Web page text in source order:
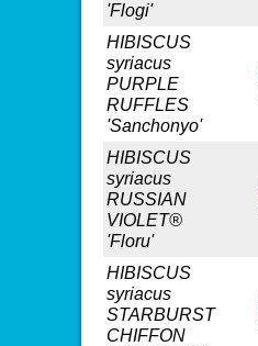
'Flogi'
HIBISCUS
syriacus
PURPLE
RUFFLES
'Sanchonyo'
HIBISCUS
syriacus
RUSSIAN
VIOLET®
'Floru'
HIBISCUS
syriacus
STARBURST
CHIFFON